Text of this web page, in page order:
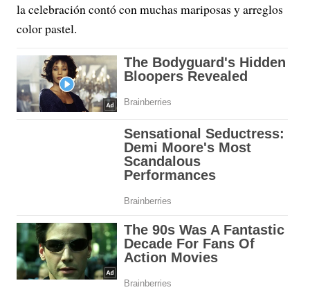
la celebración contó con muchas mariposas y arreglos
color pastel.